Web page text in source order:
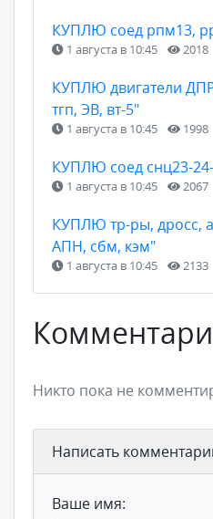
КУПЛЮ соед рпм13,
1 августа в 10:45 2018
КУПЛЮ двигатели
тгп, ЭВ, вт-5"
1 августа в 10:45 1998
КУПЛЮ соед снц23-
1 августа в 10:45 2067
КУПЛЮ тр-ры, дросс,
АПН, сбм, кэм"
1 августа в 10:45 2133
Никто пока не
Написать
Ваше имя: